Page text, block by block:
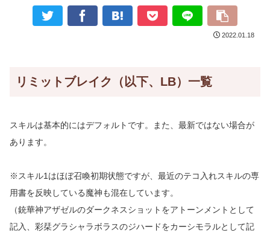
2022.01.18
リミットブレイク（以下、LB）一覧
スキルは基本的にはデフォルトです。また、最新ではない場合が
あります。
※スキル1はほぼ召喚初期状態ですが、最近のテコ入れスキルの専
用書を反映している魔神も混在しています。
（銃華神アザゼルのダークネスショットをアトーンメントとして
記入、彩栞グラシャラボラスのジハードをカーシモラルとして記